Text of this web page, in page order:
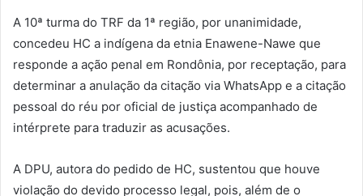
A 10ª turma do TRF da 1ª região, por unanimidade,
concedeu HC a indígena da etnia Enawene-Nawe que
responde a ação penal em Rondônia, por receptação, para
determinar a anulação da citação via WhatsApp e a citação
pessoal do réu por oficial de justiça acompanhado de
intérprete para traduzir as acusações.
A DPU, autora do pedido de HC, sustentou que houve
violação do devido processo legal, pois, além de o